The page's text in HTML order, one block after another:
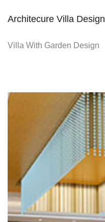
Architecure Villa Design
Villa With Garden Design